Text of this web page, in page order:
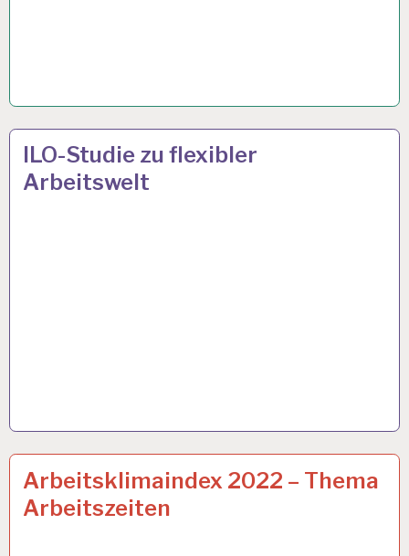
4-
TAGE-
WOCHE…
ILO-Studie zu flexibler
Arbeitswelt
9 JAN. 2023
50PLUS…
Arbeitsklimaindex 2022 – Thema
Arbeitszeiten
24 JUNI 2022